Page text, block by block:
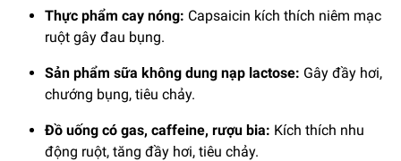
Thực phẩm cay nóng: Capsaicin kích thích niêm mạc
ruột gây đau bụng.
Sản phẩm sữa không dung nạp lactose: Gây đầy hơi,
chướng bụng, tiêu chảy.
Đồ uống có gas, caffeine, rượu bia: Kích thích nhu
động ruột, tăng đầy hơi, tiêu chảy.